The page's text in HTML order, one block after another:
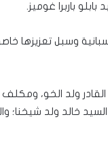
باربرا غوميز.
وسبل تعزيزها
القادر ولد الخو،
خالد ولد شيخنا؛